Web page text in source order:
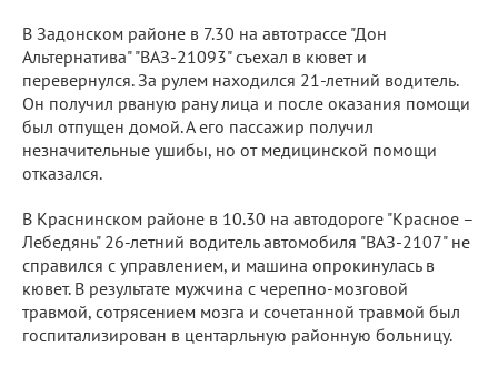
В Задонском районе в 7.30 на автотрассе "Дон
Альтернатива" "ВАЗ-21093" съехал в кювет и
перевернулся. За рулем находился 21-летний водитель.
Он получил рваную рану лица и после оказания помощи
был отпущен домой. А его пассажир получил
незначительные ушибы, но от медицинской помощи
отказался.
В Краснинском районе в 10.30 на автодороге "Красное –
Лебедянь" 26-летний водитель автомобиля "ВАЗ-2107" не
справился с управлением, и машина опрокинулась в
кювет. В результате мужчина с черепно-мозговой
травмой, сотрясением мозга и сочетанной травмой был
госпитализирован в центарльную районную больницу.